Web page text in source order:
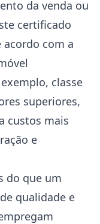
da venda ou
certificado
acordo com a
classe
superiores,
custos mais
e
do que um
qualidade e